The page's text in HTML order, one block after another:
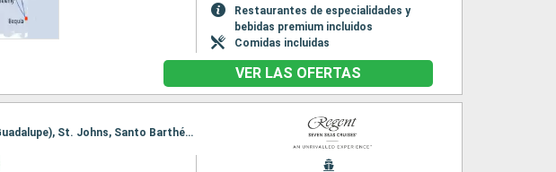
Restaurantes de especialidades y
bebidas premium incluidos
Comidas incluidas
VER LAS OFERTAS
Itinerario : Miami, San Juan, Charlotte Amalie, Basse-Terre (Guadalupe), St. Johns, Santo Barthélemy, Miami